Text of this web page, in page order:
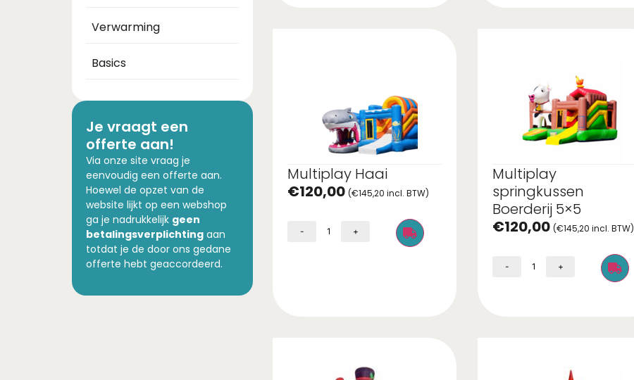
Verwarming
Basics
Je vraagt een
offerte aan!
Via onze site vraag je
eenvoudig een offerte aan.
Hoewel de opzet van de
website lijkt op een webshop
ga je nadrukkelijk geen
betalingsverplichting aan
totdat je de door ons gedane
offerte hebt geaccordeerd.
Multiplay Haai
€120,00 (€145,20 incl. BTW)
- +
Multiplay
springkussen
Boerderij 5×5
€120,00 (€145,20 incl. BTW)
- +